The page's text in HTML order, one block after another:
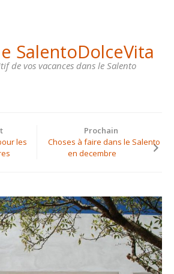
SalentoDolceVita
de vos vacances dans le Salento
les
Prochain
Choses à faire dans le Salento
en decembre